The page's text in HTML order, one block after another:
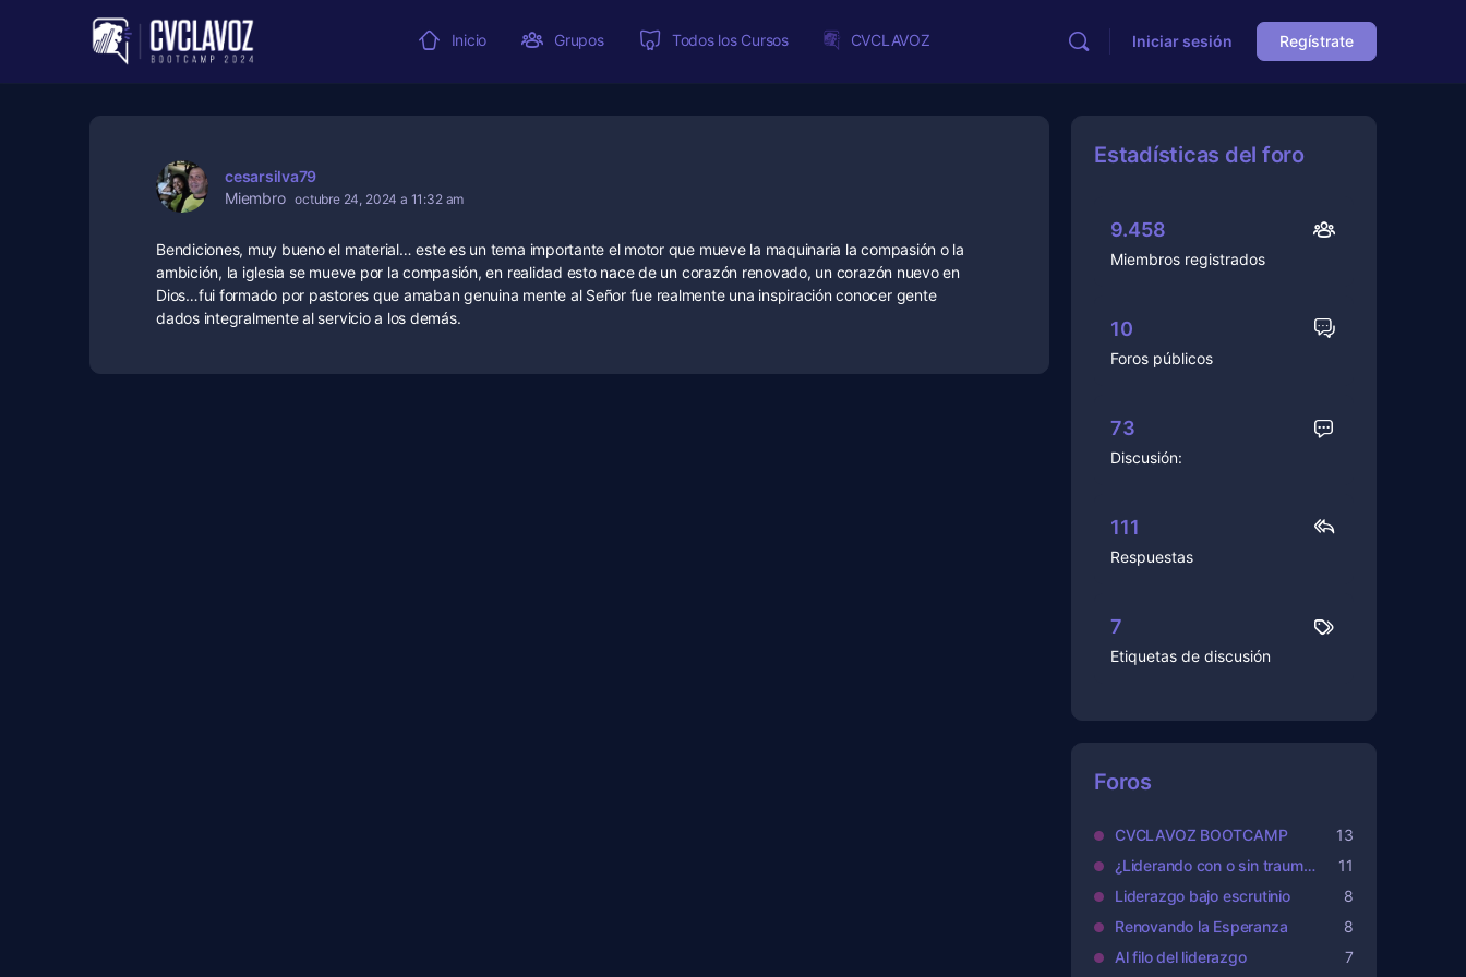
Inicio Grupos Todos los Cursos CVCLAVOZ Iniciar sesión Regístrate
cesarsilva79
Miembro octubre 24, 2024 a 11:32 am
Bendiciones, muy bueno el material… este es un tema importante el motor que mueve la maquinaria la compasión o la
ambición, la iglesia se mueve por la compasión, en realidad esto nace de un corazón renovado, un corazón nuevo en
Dios…fui formado por pastores que amaban genuina mente al Señor fue realmente una inspiración conocer gente
dados integralmente al servicio a los demás.
Estadísticas del foro
Miembros registrados
9.458
Foros públicos
10
Discusión:
73
Respuestas
111
Etiquetas de discusión
7
Foros
CVCLAVOZ BOOTCAMP
13
¿Liderando con o sin traumas?
11
Liderazgo bajo escrutinio
8
Renovando la Esperanza
8
Al filo del liderazgo
7